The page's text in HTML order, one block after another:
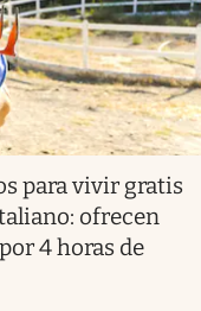
para vivir gratis
ofrecen
4 horas de